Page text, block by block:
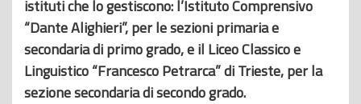
istituti che lo gestiscono: l’Istituto Comprensivo
“Dante Alighieri”, per le sezioni primaria e
secondaria di primo grado, e il Liceo Classico e
Linguistico “Francesco Petrarca” di Trieste, per la
sezione secondaria di secondo grado.